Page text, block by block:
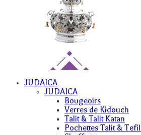
JUDAICA
JUDAICA
Bougeoirs
Verres de Kidouch
Talit & Talit Katan
Pochettes Talit &